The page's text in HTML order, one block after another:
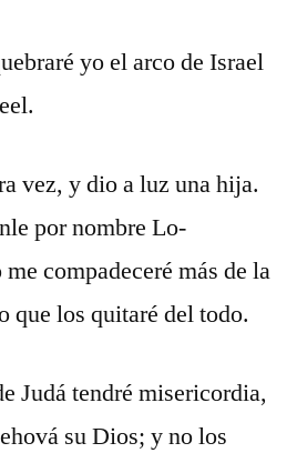
yo el arco de Israel
vez, y dio a luz una hija.
por nombre Lo-
compadeceré más de la
que los quitaré del todo.
Judá tendré misericordia,
su Dios; y no los